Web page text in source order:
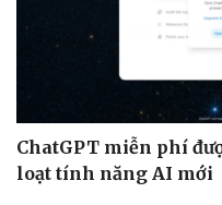
ChatGPT miễn phí
loạt tính năng AI mới